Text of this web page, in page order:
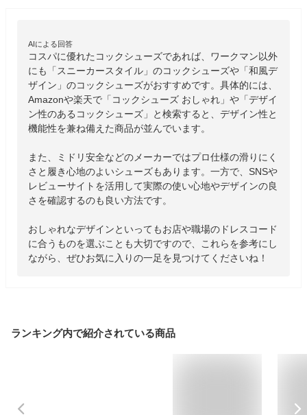
AIによる回答
コスパに優れたコックシューズであれば、ワークマン以外
にも「スニーカースタイル」のコックシューズや「和風デ
ザイン」のコックシューズがおすすめです。具体的には、
Amazonや楽天で「コックシューズ おしゃれ」や「デザイ
ン性のあるコックシューズ」と検索すると、デザイン性と
機能性を兼ね備えた商品が並んでいます。
また、ミドリ安全などのメーカーではプロ仕様の滑りにく
さと履き心地のよいシューズもあります。一方で、SNSや
レビューサイトを活用して実際の使い心地やデザインの良
さを確認するのも良い方法です。
おしゃれなデザインといってもお店や職場のドレスコード
に合うものを選ぶことも大切ですので、これらを参考にし
ながら、ぜひお気に入りの一足を見つけてくださいね！
ランキング内で紹介されている商品